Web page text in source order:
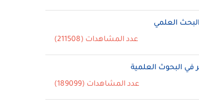
العلمي
عدد المشاهدات (211508)
في البحوث العلمية
عدد المشاهدات (189099)